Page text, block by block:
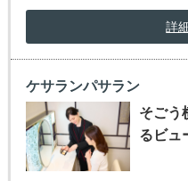
詳
ケサランパサラン
そごう
るビュ